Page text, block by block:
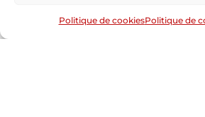
Politique de cookiesPolitique de